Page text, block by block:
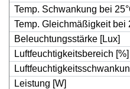
Temp. Schwankung bei
Temp. Gleichmäßigkeit bei
Beleuchtungsstärke [Lux]
Luftfeuchtigkeitsbereich [%]
Leistung [W]